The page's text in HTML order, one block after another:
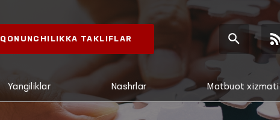
QONUNCHILIKKA TAKLIFLAR
Yangiliklar Nashrlar Matbuot xizmati